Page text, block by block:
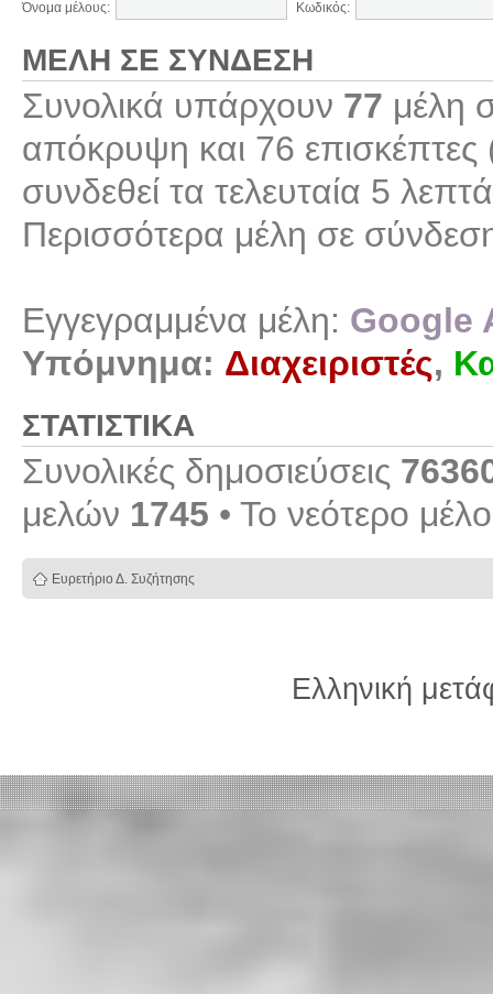
Όνομα μέλους: Κωδικός:
ΜΈΛΗ ΣΕ ΣΎΝΔΕΣΗ
Συνολικά υπάρχουν 77 μέλη
απόκρυψη και 76
συνδεθεί τα τελευταία 5
Περισσότερα μέλη σε
Εγγεγραμμένα μέλη: Google
Υπόμνημα: Διαχειριστές,
ΣΤΑΤΙΣΤΙΚΆ
Συνολικές δημοσιεύσεις
μελών 1745 • Το νεότερο
Ευρετήριο Δ. Συζήτησης
Ελληνική